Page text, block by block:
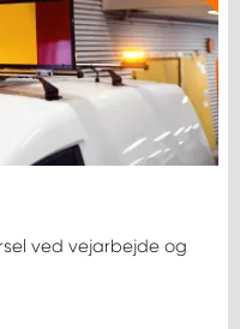
ved vejarbejde og